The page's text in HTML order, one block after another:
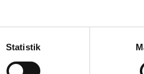
Statistik
Når du
indbetaling
frit afbestille